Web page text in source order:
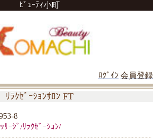
ﾋﾞｭｰﾃｨ小町
ﾛｸﾞｲﾝ 会員登録
ﾘﾗｸｾﾞｰｼｮﾝｻﾛﾝ FT
8
ｻｰｼﾞ/ﾘﾗｸｾﾞｰｼｮﾝ/